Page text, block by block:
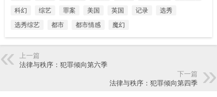
科幻
综艺 罪案 美国 英国 记录
选秀
选秀综艺
都市 都市情感 魔幻
上一篇
法律与秩序：犯罪倾向第六季
下一篇
法律与秩序：犯罪倾向第四季